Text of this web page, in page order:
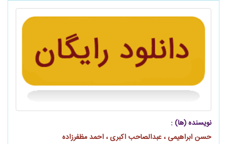
نویسنده (ها) :
حسن ابراهیمی ، عبدالصاحب اکبری ، احمد مظفرزاده